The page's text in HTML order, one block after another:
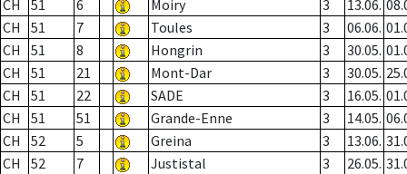
CH 51 6 Moiry 3 13.06.
CH
51 7 Toules 3 06.06.
CH
51 8 Hongrin 3 30.05.
CH
51 21 Mont-Dar 3 30.05.
CH
51 22 SADE 3 16.05.
CH
51 51 Grande-Enne 3 14.05.
CH
52 5 Greina 3 13.06.
CH
52 7 Justistal 3 26.05.